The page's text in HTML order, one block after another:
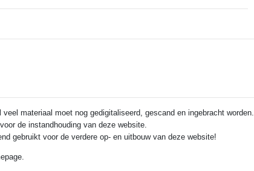
materiaal moet nog gedigitaliseerd, gescand en ingebracht worden.
de instandhouding van deze website.
gebruikt voor de verdere op- en uitbouw van deze website!